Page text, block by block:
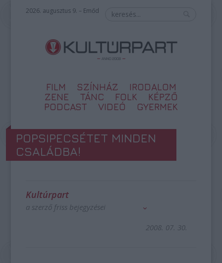
2026. augusztus 9. – Emőd
FILM SZÍNHÁZ
IRODALOM
ZENE
TÁNC FOLK
KÉPZŐ
PODCAST
VIDEÓ GYERMEK
POPSIPECSÉTET MINDEN
CSALÁDBA!
Kultúrpart
a szerző friss bejegyzései
2008. 07. 30.